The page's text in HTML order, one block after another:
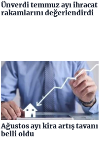
Ünverdi temmuz ayı ihracat
rakamlarını değerlendirdi
Ağustos ayı kira artış tavanı
belli oldu